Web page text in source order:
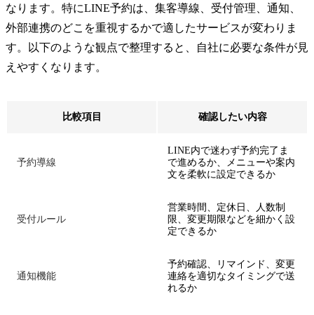
なります。特にLINE予約は、集客導線、受付管理、通知、
外部連携のどこを重視するかで適したサービスが変わりま
す。以下のような観点で整理すると、自社に必要な条件が見
えやすくなります。
比較項目 確認したい内容
予約導線
LINE内で迷わず予約完了ま
で進めるか、メニューや案内
文を柔軟に設定できるか
受付ルール
営業時間、定休日、人数制
限、変更期限などを細かく設
定できるか
通知機能
予約確認、リマインド、変更
連絡を適切なタイミングで送
れるか